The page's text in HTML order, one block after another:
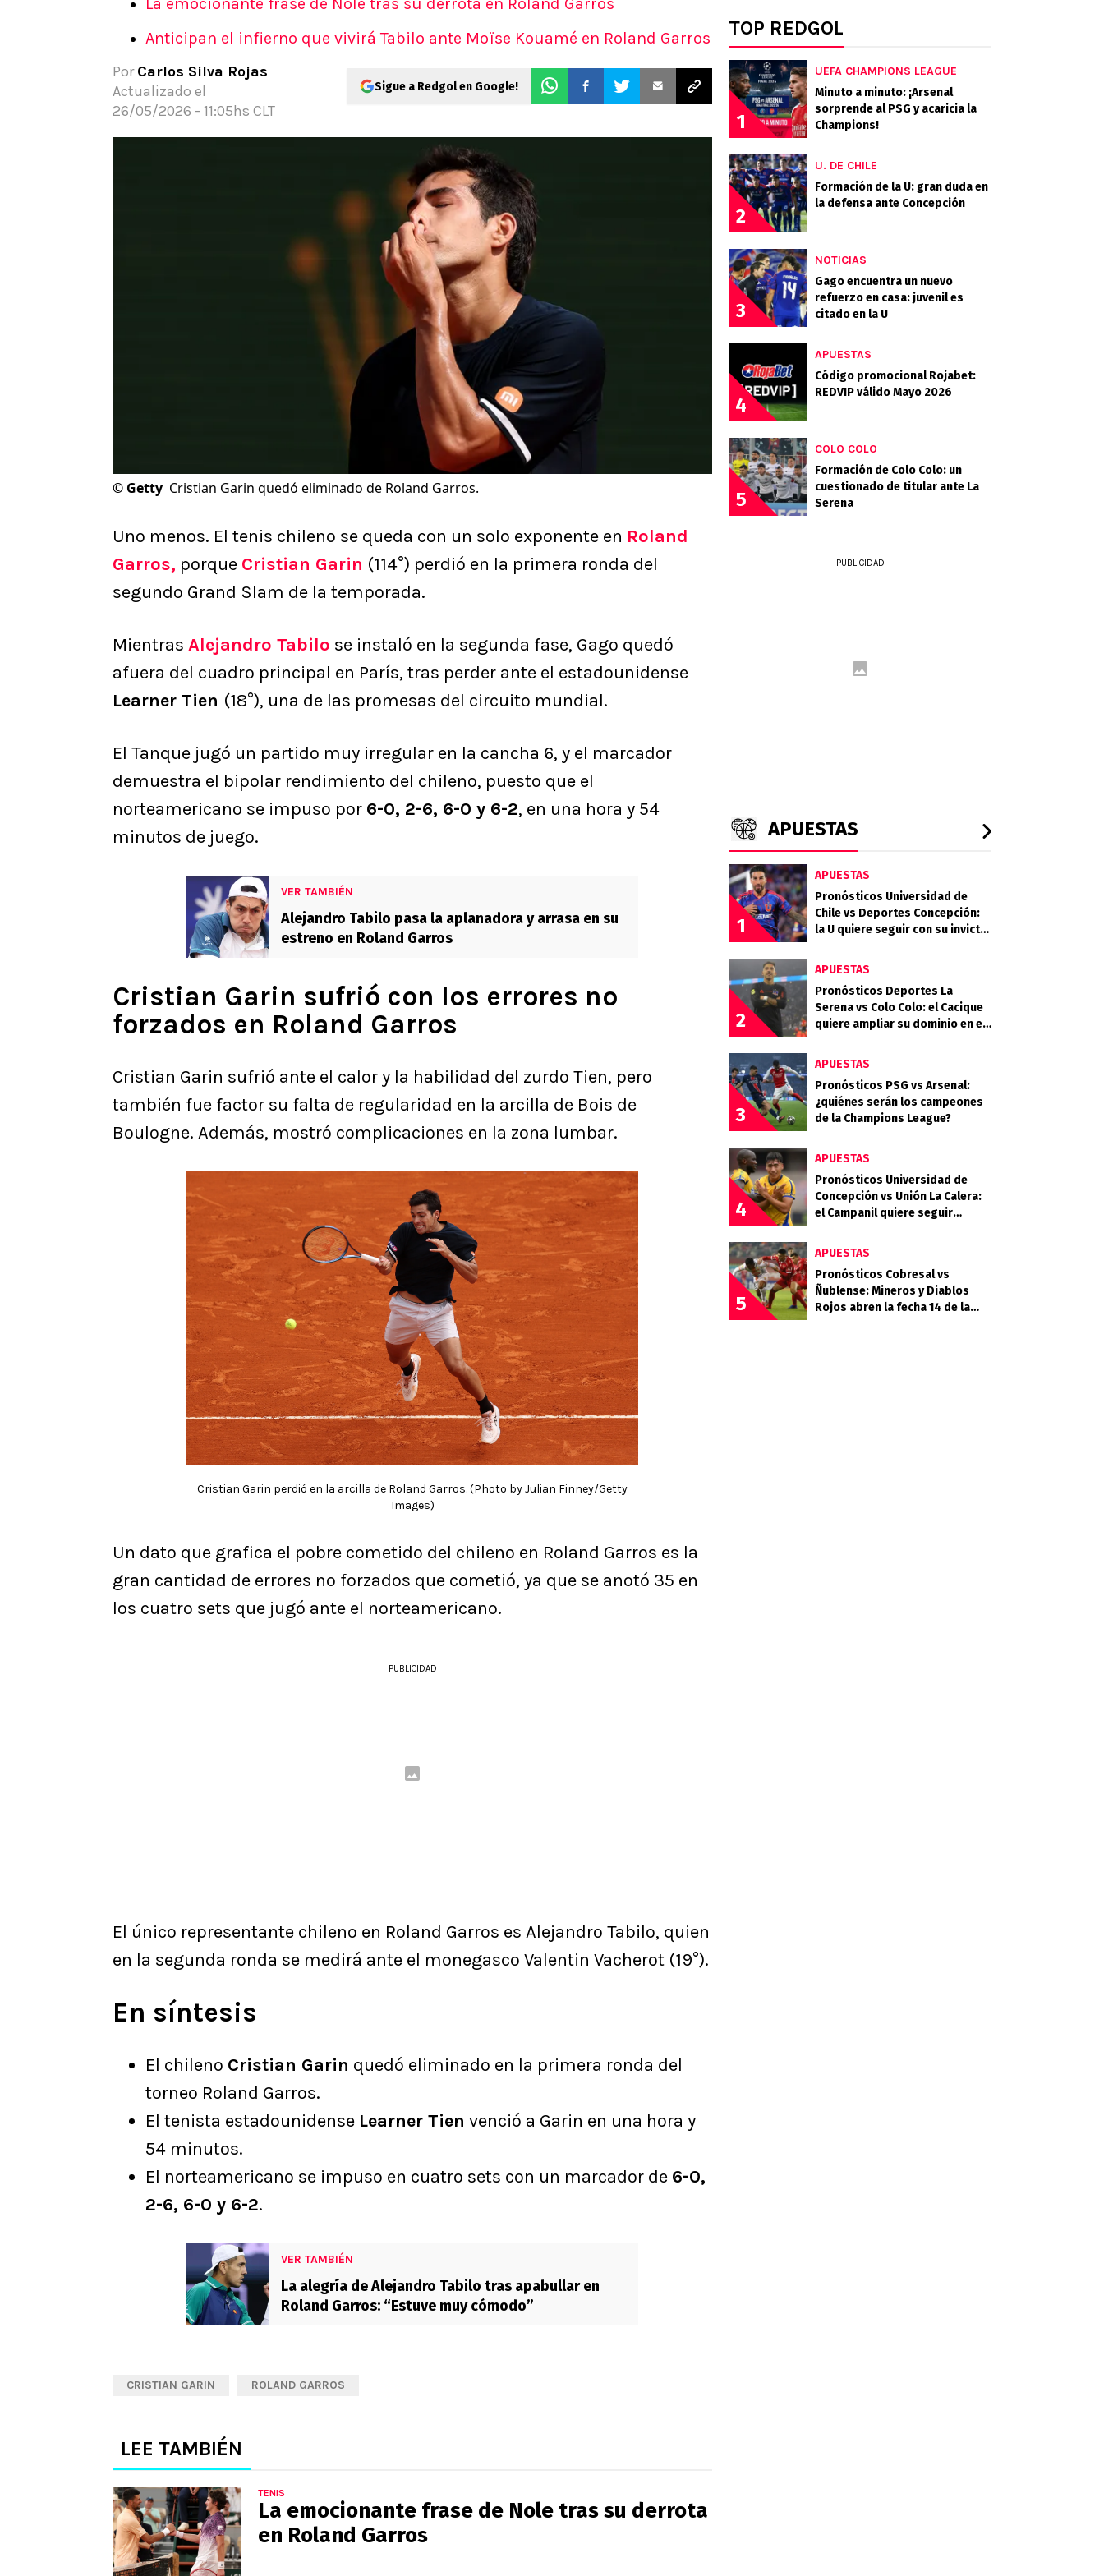
Pronósticos
Anticipan el infierno que vivirá Tabilo ante Moïse Kouamé en Roland Garros
Por Carlos Silva Rojas
Actualizado el
26/05/2026 - 11:05hs CLT
Sigue a Redgol en Google!
© Getty Cristian Garin quedó eliminado de Roland Garros.
Uno menos. El tenis chileno se queda con un solo exponente en Roland
Garros, porque Cristian Garin (114°) perdió en la primera ronda del
segundo Grand Slam de la temporada.
Mientras Alejandro Tabilo se instaló en la segunda fase, Gago quedó
afuera del cuadro principal en París, tras perder ante el estadounidense
Learner Tien (18°), una de las promesas del circuito mundial.
El Tanque jugó un partido muy irregular en la cancha 6, y el marcador
demuestra el bipolar rendimiento del chileno, puesto que el
norteamericano se impuso por 6-0, 2-6, 6-0 y 6-2, en una hora y 54
minutos de juego.
VER TAMBIÉN
Alejandro Tabilo pasa la aplanadora y arrasa en su
estreno en Roland Garros
Cristian Garin sufrió con los errores no
forzados en Roland Garros
Cristian Garin sufrió ante el calor y la habilidad del zurdo Tien, pero
también fue factor su falta de regularidad en la arcilla de Bois de
Boulogne. Además, mostró complicaciones en la zona lumbar.
Cristian Garin perdió en la arcilla de Roland Garros. (Photo by Julian Finney/Getty
Images)
Un dato que grafica el pobre cometido del chileno en Roland Garros es la
gran cantidad de errores no forzados que cometió, ya que se anotó 35 en
los cuatro sets que jugó ante el norteamericano.
PUBLICIDAD
El único representante chileno en Roland Garros es Alejandro Tabilo, quien
en la segunda ronda se medirá ante el monegasco Valentin Vacherot (19°).
En síntesis
El chileno Cristian Garin quedó eliminado en la primera ronda del
torneo Roland Garros.
El tenista estadounidense Learner Tien venció a Garin en una hora y
54 minutos.
El norteamericano se impuso en cuatro sets con un marcador de 6-0,
2-6, 6-0 y 6-2.
VER TAMBIÉN
La alegría de Alejandro Tabilo tras apabullar en
Roland Garros: “Estuve muy cómodo”
CRISTIAN GARIN ROLAND GARROS
LEE TAMBIÉN
TENIS
La emocionante frase de Nole tras su derrota
en Roland Garros
TOP REDGOL
1
UEFA CHAMPIONS LEAGUE
Minuto a minuto: ¡Arsenal
sorprende al PSG y acaricia la
Champions!
2
U. DE CHILE
Formación de la U: gran duda en
la defensa ante Concepción
3
NOTICIAS
Gago encuentra un nuevo
refuerzo en casa: juvenil es
citado en la U
4
APUESTAS
Código promocional Rojabet:
REDVIP válido Mayo 2026
5
COLO COLO
Formación de Colo Colo: un
cuestionado de titular ante La
Serena
PUBLICIDAD
APUESTAS
1
APUESTAS
Pronósticos Universidad de
Chile vs Deportes Concepción:
la U quiere seguir con su invicto
2
APUESTAS
Pronósticos Deportes La
Serena vs Colo Colo: el Cacique
quiere ampliar su dominio en el
3
APUESTAS
Pronósticos PSG vs Arsenal:
¿quiénes serán los campeones
de la Champions League?
4
APUESTAS
Pronósticos Universidad de
Concepción vs Unión La Calera:
el Campanil quiere seguir
necesitado
5
APUESTAS
Pronósticos Cobresal vs
Ñublense: Mineros y Diablos
Rojos abren la fecha 14 de la